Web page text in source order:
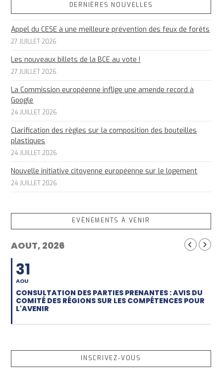
DERNIÈRES NOUVELLES
Appel du CESE à une meilleure prévention des feux de forêts
27 JUILLET 2026
Les nouveaux billets de la BCE au vote !
27 JUILLET 2026
La Commission européenne inflige une amende record à
Google
24 JUILLET 2026
Clarification des règles sur la composition des bouteilles
plastiques
24 JUILLET 2026
Nouvelle initiative citoyenne européenne sur le logement
24 JUILLET 2026
EVÈNEMENTS À VENIR
AOUT, 2026
31
AOU
CONSULTATION DES PARTIES PRENANTES : AVIS DU
COMITÉ DES RÉGIONS SUR LES COMPÉTENCES POUR
L'AVENIR
INSCRIVEZ-VOUS